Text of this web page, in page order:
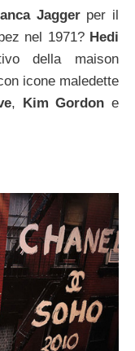
Jaggerper il
nel 1971? Hedi
della maison
icone maledette
, Kim Gordon e